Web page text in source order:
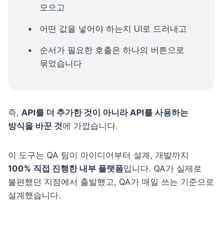
모으고
어떤 값을 넣어야 하는지 UI로 드러내고
순서가 필요한 호출은 하나의 버튼으로
묶었습니다
즉, API를 더 추가한 것이 아니라 API를 사용하는
방식을 바꾼 것에 가깝습니다.
100% 직접 진행한 내부 플랫폼입니다. QA가 실제로
불편했던 지점에서 출발했고, QA가 매일 쓰는 기준으로
설계했습니다.